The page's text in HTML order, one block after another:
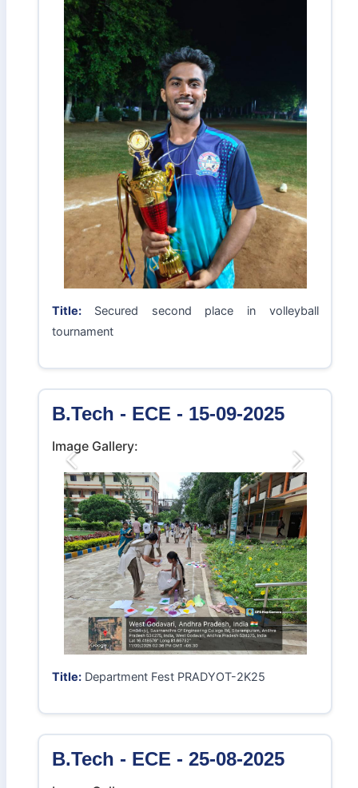
B.Tech - ECE - 08-12-2025
Image Gallery:
Previous Next
Title:Secured second place in volleyball
tournament
B.Tech - ECE - 15-09-2025
Image Gallery:
Previous Next